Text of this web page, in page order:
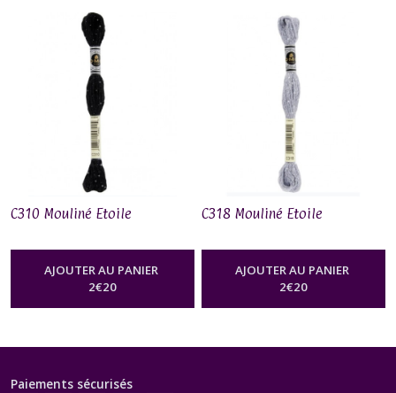
C310 Mouliné Etoile
AJOUTER AU PANIER
2€20
C318 Mouliné Etoile
AJOUTER AU PANIER
2€20
Paiements sécurisés